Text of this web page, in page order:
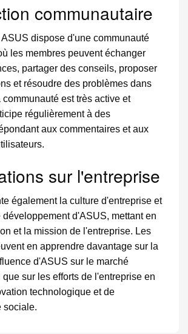
communautaire
ASUS dispose d'une communauté
les membres peuvent échanger
partager des conseils, proposer
et résoudre des problèmes dans
communauté est très active et
régulièrement à des
aux commentaires et aux
sur l'entreprise
également la culture d'entreprise et
développement d'ASUS, mettant en
et la mission de l'entreprise. Les
en apprendre davantage sur la
d'ASUS sur le marché
sur les efforts de l'entreprise en
technologique et de
sociale.